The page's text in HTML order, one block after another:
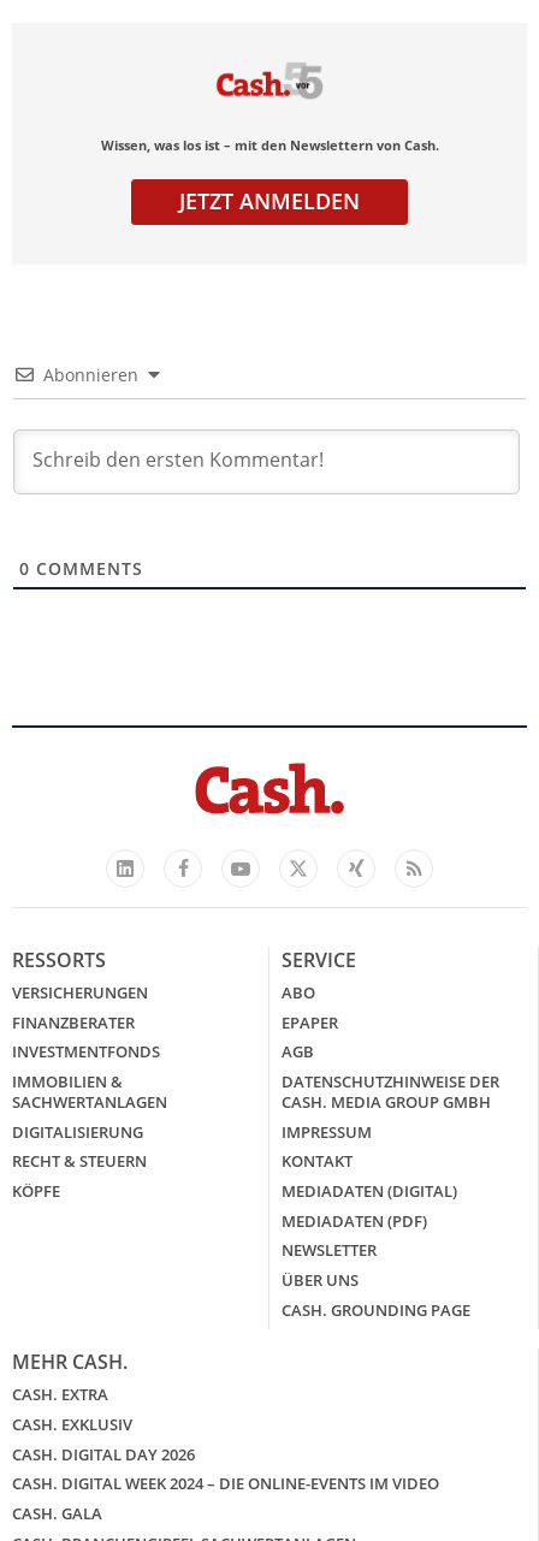
Wissen, was los ist – mit den Newslettern von Cash.
JETZT ANMELDEN
Abonnieren
0 COMMENTS
LinkedIn
FacebookYouTube
X
Xing Feed
RESSORTS
VERSICHERUNGEN
FINANZBERATER
INVESTMENTFONDS
IMMOBILIEN &
SACHWERTANLAGEN
DIGITALISIERUNG
RECHT & STEUERN
KÖPFE
SERVICE
ABO
EPAPER
AGB
DATENSCHUTZHINWEISE DER
CASH. MEDIA GROUP GMBH
IMPRESSUM
KONTAKT
MEDIADATEN (DIGITAL)
MEDIADATEN (PDF)
NEWSLETTER
ÜBER UNS
CASH. GROUNDING PAGE
MEHR CASH.
CASH. EXTRA
CASH. EXKLUSIV
CASH. DIGITAL DAY 2026
CASH. DIGITAL WEEK 2024 – DIE ONLINE-EVENTS IM VIDEO
CASH. GALA